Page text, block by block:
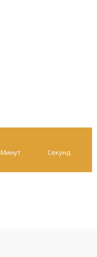
Минут Секунд